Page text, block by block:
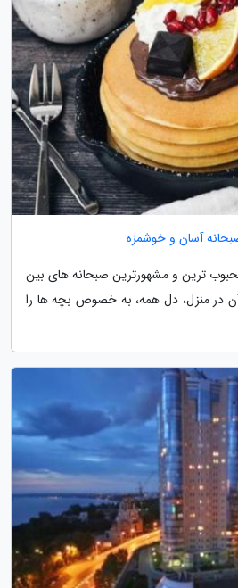
آسان و خوشمزه
ترین و مشهورترین صبحانه های بین
آن در منزل، دل همه، به خصوص بچه ها را